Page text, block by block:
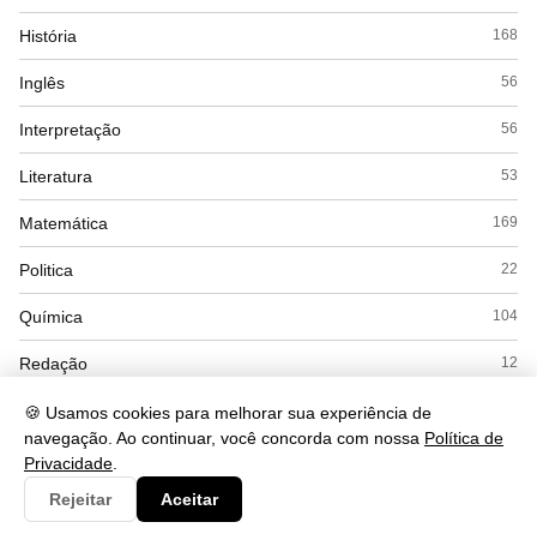
🍪 Usamos cookies para melhorar sua experiência de
navegação. Ao continuar, você concorda com nossa Política de
Privacidade
Rejeitar
Aceitar
História 168
Inglês 56
Interpretação 56
Literatura 53
Matemática 169
Politica 22
Química 104
Redação 12
Saude
Seguranca
Simulados